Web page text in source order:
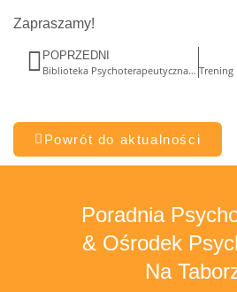
Zapraszamy!
POPRZEDNI
Biblioteka Psychoterapeutyczna zaprasza
Powrót do aktualności
Poradnia
& Ośrodek
Na